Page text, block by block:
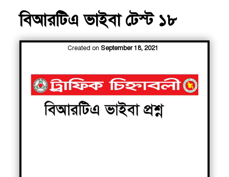
বিআরটিএ ভাইবা টেস্ট ১৮
Created on September 18, 2021